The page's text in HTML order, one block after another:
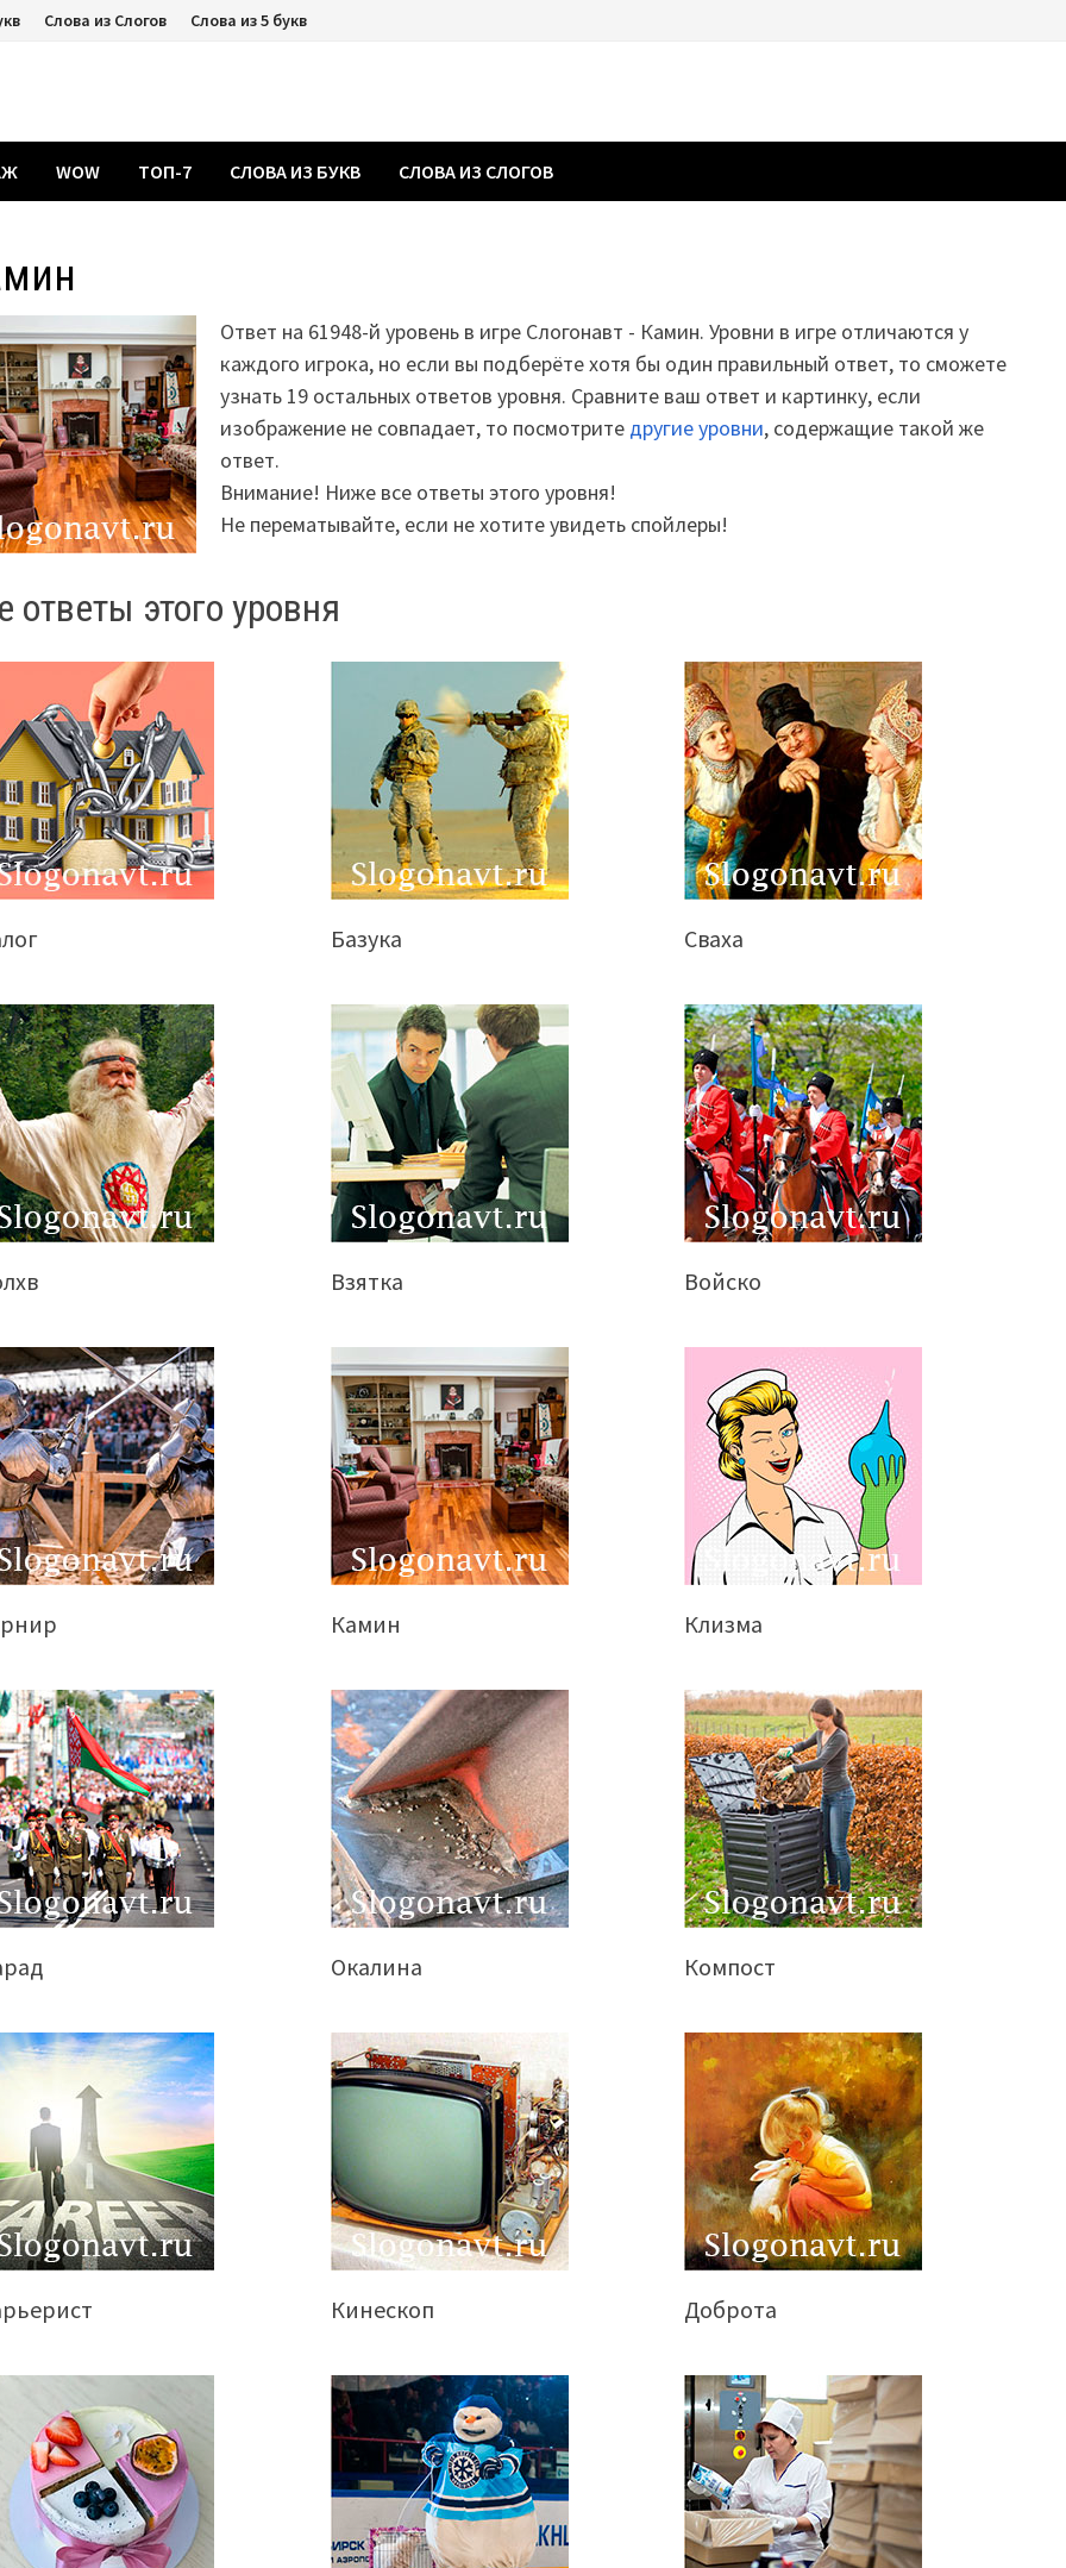
Слова из Слогов Слова из 5 букв
WOW ТОП-7 СЛОВА ИЗ БУКВ СЛОВА ИЗ СЛОГОВ
Ответ на 61948-й уровень в игре Слогонавт - Камин. Уровни в игре отличаются у
каждого игрока, но если вы подберёте хотя бы один правильный ответ, то сможете
узнать 19 остальных ответов уровня. Сравните ваш ответ и картинку, если
изображение не совпадает, то посмотрите другие уровни, содержащие такой же
ответ.
Внимание! Ниже все ответы этого уровня!
Не перематывайте, если не хотите увидеть спойлеры!
ответы этого уровня
Базука Сваха
Взятка Войско
Камин Клизма
Окалина Компост
Кинескоп Доброта